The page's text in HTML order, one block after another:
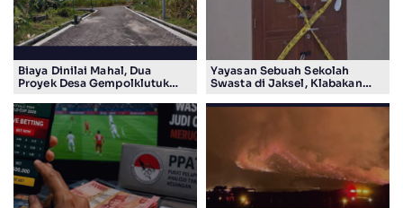
Biaya Dinilai Mahal, Dua
Proyek Desa Gempolklutuk
Yayasan Sebuah Sekolah
Swasta di Jaksel, Klabakan